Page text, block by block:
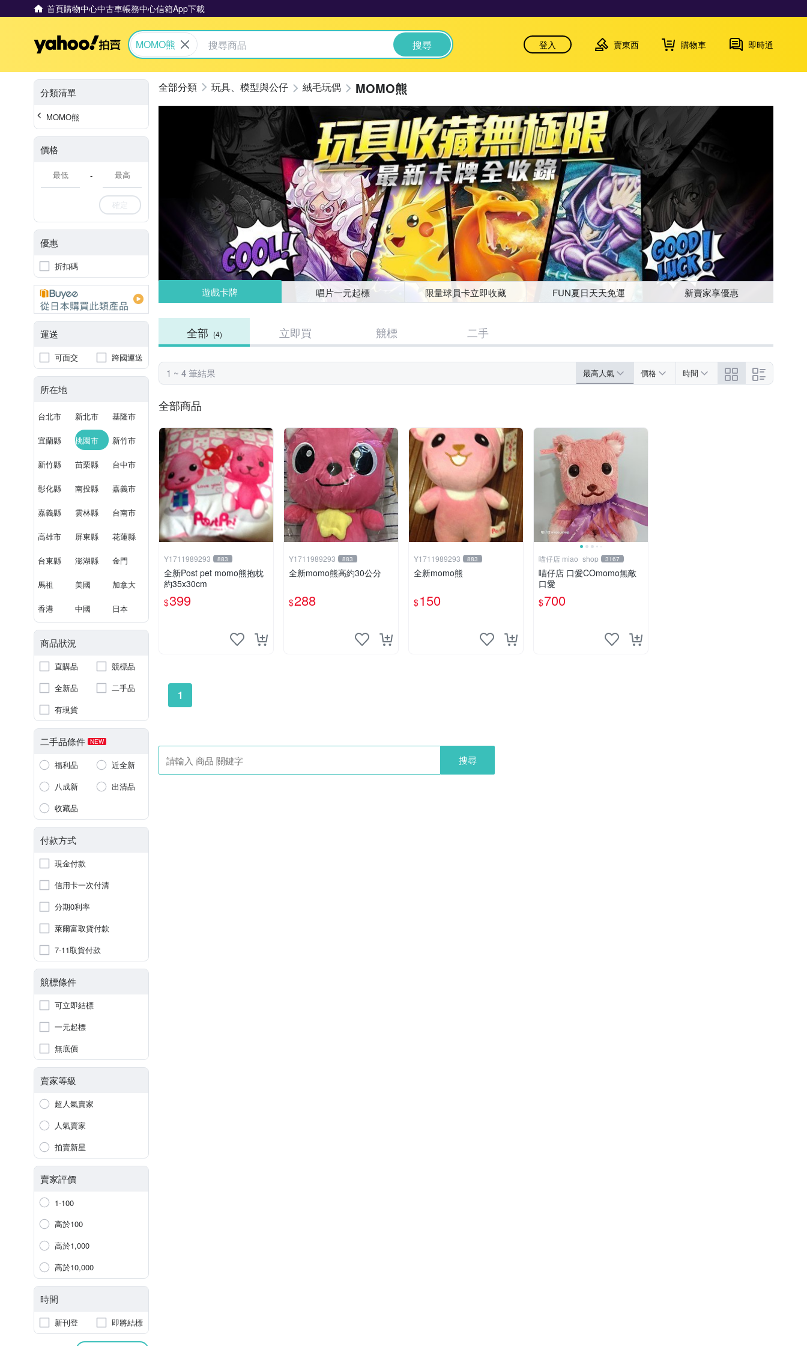
首頁購物中心中古車帳務中心信箱App下載
Yahoo拍賣
MOMO熊 搜尋 登入 賣東西 購物車 即時通
分類清單
MOMO熊
價格
-
確定
優惠
折扣碼
運送
可面交 跨國運送
所在地
台北市 新北市 基隆市
宜蘭縣 桃園市 新竹市
新竹縣 苗栗縣 台中市
彰化縣 南投縣 嘉義市
嘉義縣 雲林縣 台南市
高雄市 屏東縣 花蓮縣
台東縣 澎湖縣 金門
馬祖 美國 加拿大
香港 中國 日本
商品狀況
直購品
競標品
全新品
二手品
有現貨
二手品條件 NEW
福利品
近全新
八成新
出清品
收藏品
付款方式
現金付款
信用卡一次付清
分期0利率
萊爾富取貨付款
7-11取貨付款
競標條件
可立即結標
一元起標
無底價
賣家等級
超人氣賣家
人氣賣家
拍賣新星
賣家評價
1-100
高於100
高於1,000
高於10,000
時間
新刊登 即將結標
玩具、模型與公仔 絨毛玩偶 MOMO熊
遊戲卡牌 唱片一元起標 限量球員卡立即收藏 FUN夏日天天免運 新賣家享優惠
全部 (4) 立即買 競標 二手
1 ~ 4 筆結果 最高人氣 價格 時間
全部商品
Y1711989293 883
全新Post pet momo熊抱枕
約35x30cm
$399
Y1711989293 883
全新momo熊高約30公分
$288
Y1711989293 883
全新momo熊
$150
喵仔店 miao_shop 3167
喵仔店 口愛COmomo無敵
口愛
$700
1
搜尋